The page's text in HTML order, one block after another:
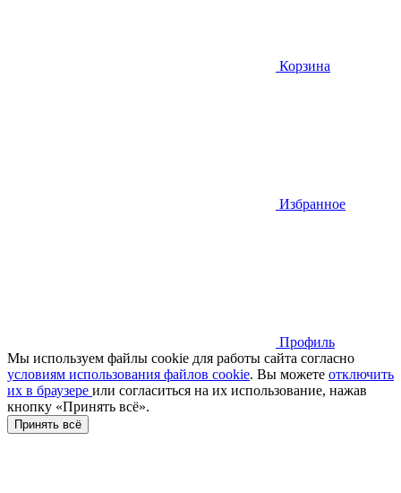
Корзина
Избранное
Профиль
Мы используем файлы cookie для работы сайта согласно
условиям использования файлов cookie. Вы можете отключить
их в браузере или cогласиться на их использование, нажав
кнопку «Принять всё».
Принять всё